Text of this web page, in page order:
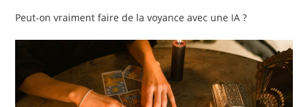
Peut-on vraiment faire de la voyance avec une IA ?